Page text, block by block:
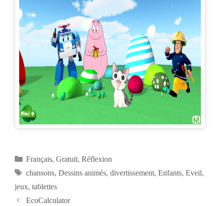
Catégories
Français, Gratuit, Réflexion
Étiquettes
chansons, Dessins animés, divertissement, Enfants, Eveil,
jeux, tablettes
Navigation
EcoCalculator